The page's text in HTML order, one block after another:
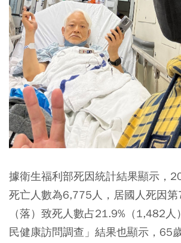
據衛生福利部死因統計結果顯示，
死亡人數為6,775人，居國人死因
（落）致死人數占21.9%（1,482
民健康訪問調查」結果也顯示，65